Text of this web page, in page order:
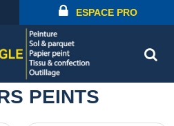
ESPACE PRO
PEINTS